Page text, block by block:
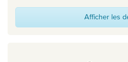
Afficher les